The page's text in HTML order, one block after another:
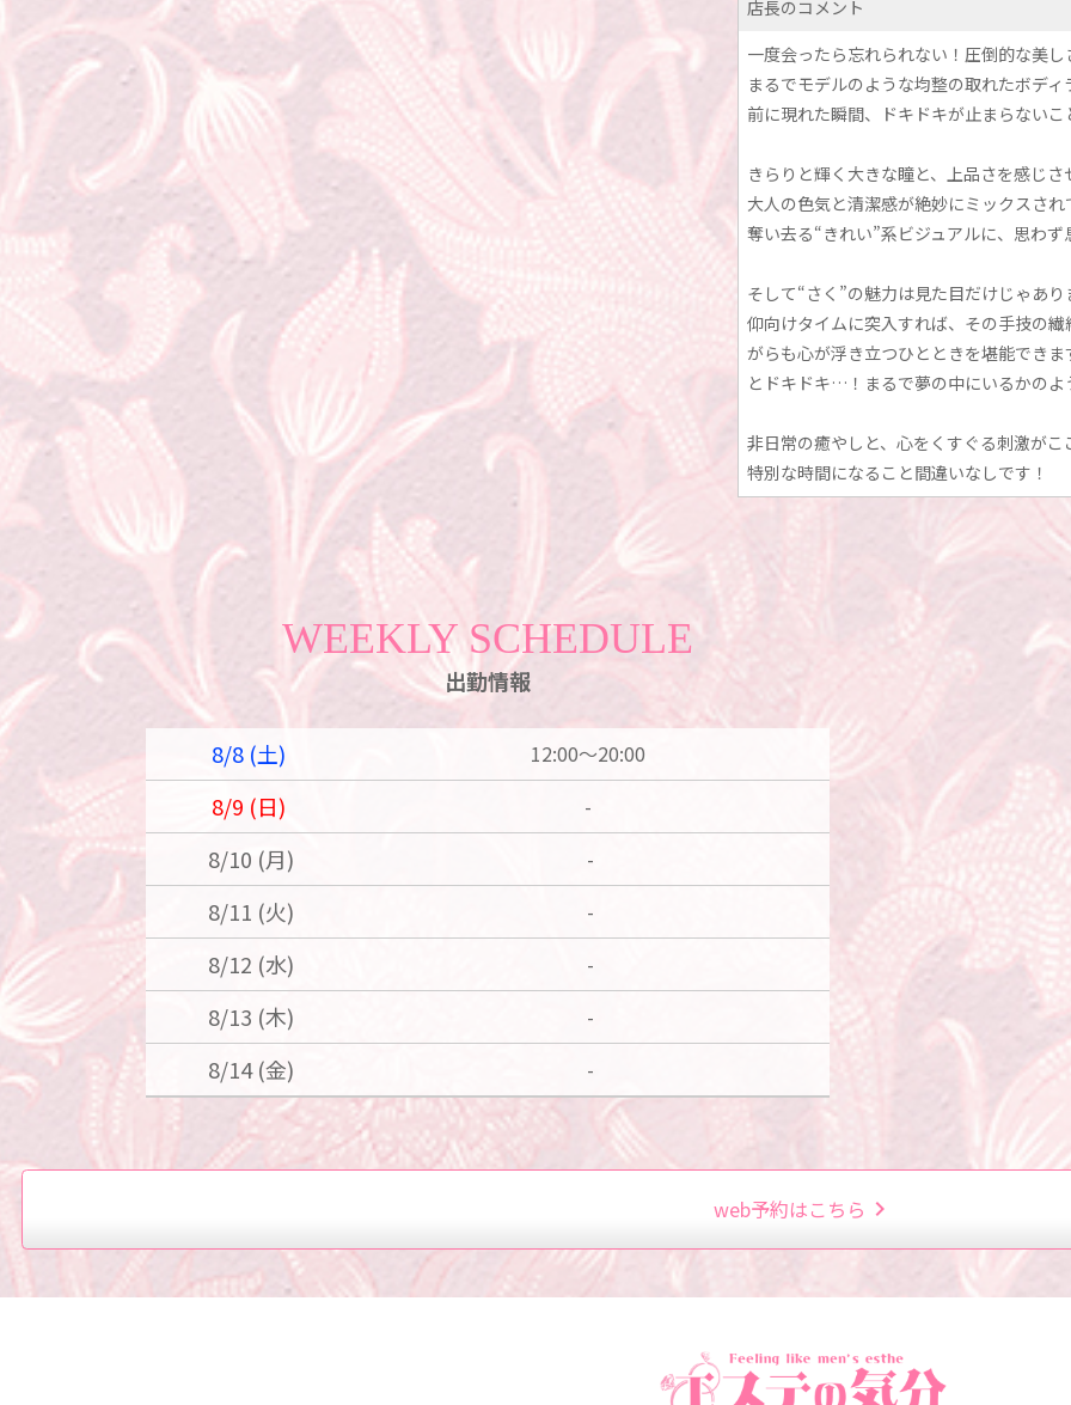
店長のコメント
一度会ったら忘れられない！圧倒的な美
まるでモデルのような均整の取れたボデ
前に現れた瞬間、ドキドキが止まらない
きらりと輝く大きな瞳と、上品さを感じ
大人の色気と清潔感が絶妙にミックスさ
奪い去る“きれい”系ビジュアルに、思わ
そして“さく”の魅力は見た目だけじゃあり
仰向けタイムに突入すれば、その手技の
がらも心が浮き立つひとときを堪能でき
とドキドキ…！まるで夢の中にいるかの
非日常の癒やしと、心をくすぐる刺激が
特別な時間になること間違いなしです！
WEEKLY SCHEDULE
出勤情報
8/8 (土) 12:00～20:00
8/9 (日) -
8/10 (月) -
8/11 (火) -
8/12 (水) -
8/13 (木) -
8/14 (金) -
web予約はこちら chevron_right